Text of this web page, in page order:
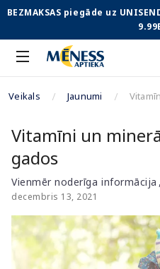
BEZMAKSAS piegāde uz
Veikals Jaunumi
Vitamīni un
gados
Vienmēr noderīga informācija
decembris 13, 2021